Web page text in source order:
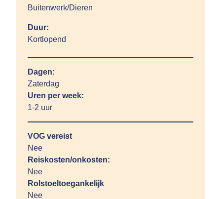
Buitenwerk/Dieren
Duur:
Kortlopend
Dagen:
Zaterdag
Uren per week:
1-2 uur
VOG vereist
Nee
Reiskosten/onkosten:
Nee
Rolstoeltoegankelijk
Nee